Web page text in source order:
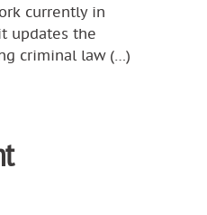
currently in
updates the
criminal law (…)